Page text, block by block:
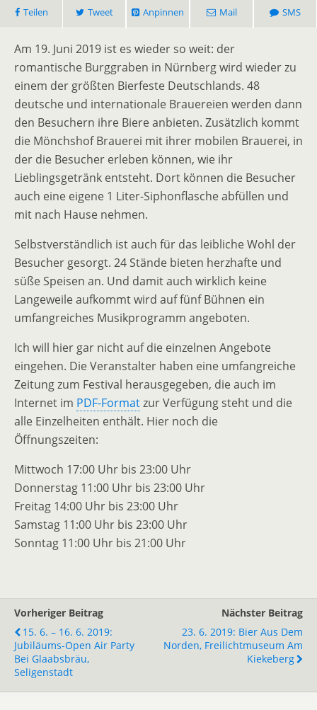
Teilen Tweet Anpinnen Mail SMS
Am 19. Juni 2019 ist es wieder so weit: der
romantische Burggraben in Nürnberg wird wieder zu
einem der größten Bierfeste Deutschlands. 48
deutsche und internationale Brauereien werden dann
den Besuchern ihre Biere anbieten. Zusätzlich kommt
die Mönchshof Brauerei mit ihrer mobilen Brauerei, in
der die Besucher erleben können, wie ihr
Lieblingsgetränk entsteht. Dort können die Besucher
auch eine eigene 1 Liter-Siphonflasche abfüllen und
mit nach Hause nehmen.
Selbstverständlich ist auch für das leibliche Wohl der
Besucher gesorgt. 24 Stände bieten herzhafte und
süße Speisen an. Und damit auch wirklich keine
Langeweile aufkommt wird auf fünf Bühnen ein
umfangreiches Musikprogramm angeboten.
Ich will hier gar nicht auf die einzelnen Angebote
eingehen. Die Veranstalter haben eine umfangreiche
Zeitung zum Festival herausgegeben, die auch im
Internet im PDF-Formatzur Verfügung steht und die
alle Einzelheiten enthält. Hier noch die
Öffnungszeiten:
Mittwoch 17:00 Uhr bis 23:00 Uhr
Donnerstag 11:00 Uhr bis 23:00 Uhr
Freitag 14:00 Uhr bis 23:00 Uhr
Samstag 11:00 Uhr bis 23:00 Uhr
Sonntag 11:00 Uhr bis 21:00 Uhr
Vorheriger Beitrag
15. 6. – 16. 6. 2019:
Jubiläums-Open Air Party
Bei Glaabsbräu,
Seligenstadt
Nächster Beitrag
23. 6. 2019: Bier Aus Dem
Norden, Freilichtmuseum Am
Kiekeberg